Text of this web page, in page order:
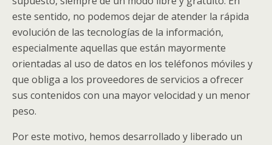
este sentido, no podemos dejar de atender la rápida
evolución de las tecnologías de la información,
especialmente aquellas que están mayormente
orientadas al uso de datos en los teléfonos móviles y
que obliga a los proveedores de servicios a ofrecer
sus contenidos con una mayor velocidad y un menor
peso.
Por este motivo, hemos desarrollado y liberado un